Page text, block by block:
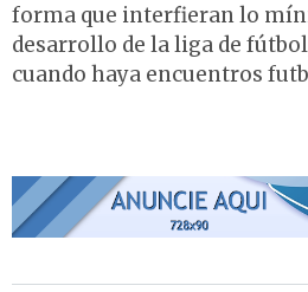
forma que interfieran lo
desarrollo de la liga de
cuando haya encuentros